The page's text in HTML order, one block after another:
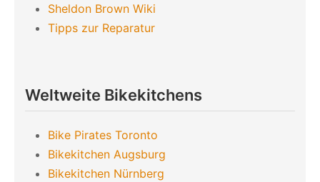
Sheldon Brown Wiki
Tipps zur Reparatur
Weltweite Bikekitchens
Bike Pirates Toronto
Bikekitchen Augsburg
Bikekitchen Nürnberg